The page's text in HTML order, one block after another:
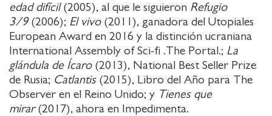
edad difícil (2005), al que le siguieron Refugio
3/9(2006); El vivo(2011), ganadora del Utopiales
European Award en 2016 y la distinción ucraniana
International Assembly of Sci-fi .The Portal.; La
glándula de Ícaro(2013), National Best Seller Prize
de Rusia; Catlantis (2015), Libro del Año para The
Observer en el Reino Unido; y Tienes que
mirar(2017), ahora en Impedimenta.